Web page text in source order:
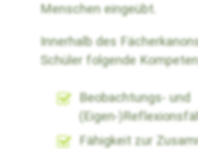
Menschen eingeübt.
Innerhalb des
Schüler folgende
Beobachtungs- und
(Eigen-
Fähigkeit zur